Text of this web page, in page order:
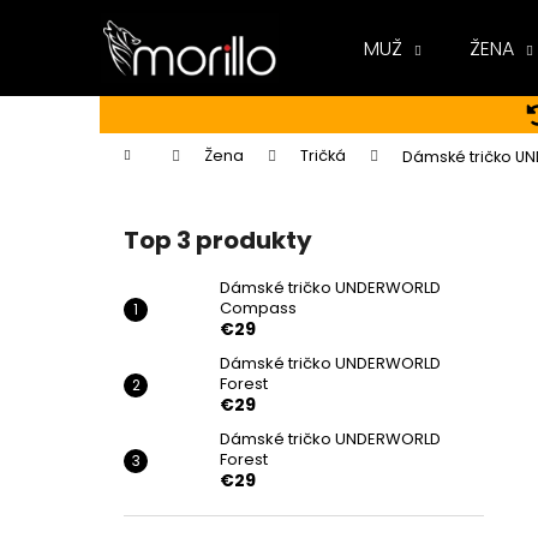
MUŽ ŽENA
Domov Žena Tričká Dámské tričko
Top 3 produkty
Dámské tričko UNDERWORLD
Compass
€29
Dámské tričko UNDERWORLD
Forest
€29
Dámské tričko UNDERWORLD
Forest
€29
í
Späť
do
obchodu
Späť
do
obchodu
DÁMSKÉ TRIČKO UNDERWORLD